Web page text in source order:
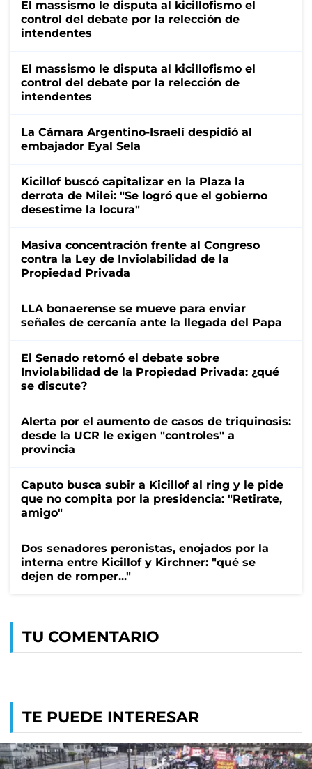
El massismo le disputa al kicillofismo el
control del debate por la relección de
intendentes
El massismo le disputa al kicillofismo el
control del debate por la relección de
intendentes
La Cámara Argentino-Israelí despidió al
embajador Eyal Sela
Kicillof buscó capitalizar en la Plaza la
derrota de Milei: "Se logró que el gobierno
desestime la locura"
Masiva concentración frente al Congreso
contra la Ley de Inviolabilidad de la
Propiedad Privada
LLA bonaerense se mueve para enviar
señales de cercanía ante la llegada del Papa
El Senado retomó el debate sobre
Inviolabilidad de la Propiedad Privada: ¿qué
se discute?
Alerta por el aumento de casos de triquinosis:
desde la UCR le exigen "controles" a
provincia
Caputo busca subir a Kicillof al ring y le pide
que no compita por la presidencia: "Retirate,
amigo"
Dos senadores peronistas, enojados por la
interna entre Kicillof y Kirchner: "qué se
dejen de romper..."
TU COMENTARIO
TE PUEDE INTERESAR